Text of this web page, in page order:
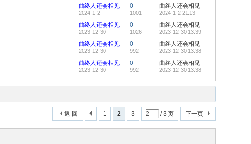
曲终人还会相见
2024-1-2
0
1001
曲终人还会相见
2024-1-2 21:13
曲终人还会相见
2023-12-30
0
1026
曲终人还会相见
2023-12-30 13:39
曲终人还会相见
2023-12-30
0
992
曲终人还会相见
2023-12-30 13:38
曲终人还会相见
2023-12-30
0
992
曲终人还会相见
2023-12-30 13:38
1 2 3 / 3 页 下一页
返 回